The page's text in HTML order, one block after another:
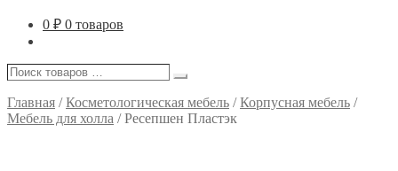
0 ₽ 0 товаров
Поиск
…
Поиск
Главная /Косметологическая мебель /Корпусная мебель /
Мебель для холла /Ресепшен Пластэк